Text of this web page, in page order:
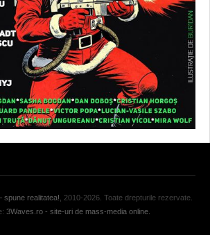
spune realitatea! , 2010-2026. Toate drepturile rezervate.
3Waves.ro - site-uri de mass-media online.